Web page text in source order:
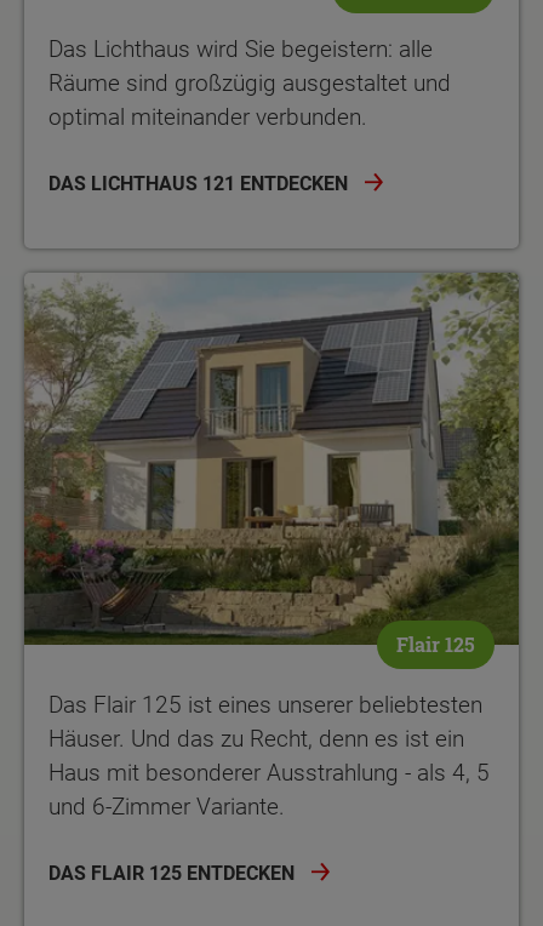
Das Lichthaus wird Sie begeistern: alle
Räume sind großzügig ausgestaltet und
optimal miteinander verbunden.
DAS LICHTHAUS 121 ENTDECKEN
Flair 125
Das Flair 125 ist eines unserer beliebtesten
Häuser. Und das zu Recht, denn es ist ein
Haus mit besonderer Ausstrahlung - als 4, 5
und 6-Zimmer Variante.
DAS FLAIR 125 ENTDECKEN